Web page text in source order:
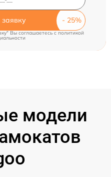
заявку
Вы соглашаетесь c политикой
модели